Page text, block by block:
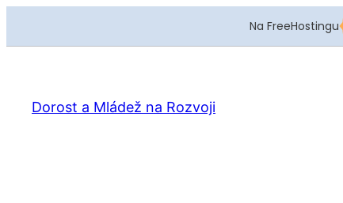
Na FreeHostingu
obsahDorost a Mládež na Rozvoji